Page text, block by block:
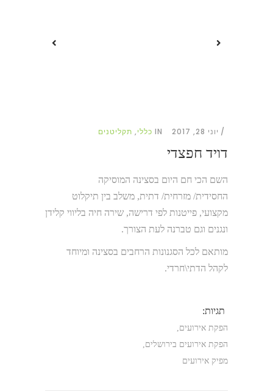
יוני 28, 2017 IN כללי, תקליטנים
דויד חפצדי
השם הכי חם היום בסצינה המוסיקה
החסידית/ מזרחית/ דתית, משלב בין תיקלוט
מקצועי, פייטנות לפי דרישה, שירה חיה בליווי קלידן
ונגנים וגם טברנה לעת הצורך.
מותאם לכל הסגנונות הרחבים בסצינה ומיוחד
לקהל הדתי\חרדי.
תגיות:
הפקת אירועים,
הפקת אירועים בירושלים,
מפיק אירועים